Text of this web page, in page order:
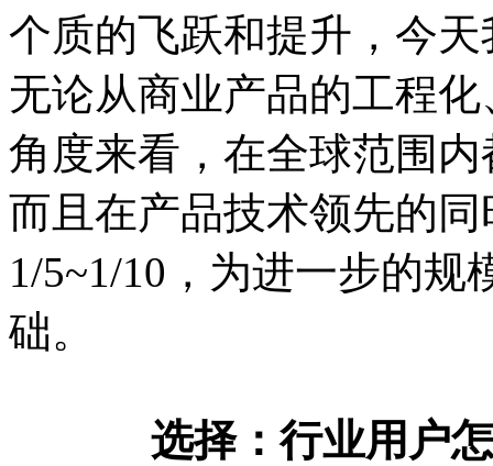
个质的飞跃和提升，今
无论从商业产品的工程
角度来看，在全球范围
而且在产品技术领先的
1/5~1/10，为进一步的
础。
选择：行业用户